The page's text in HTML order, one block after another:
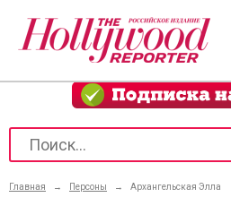
Главная → Персоны → Архангельская Элла